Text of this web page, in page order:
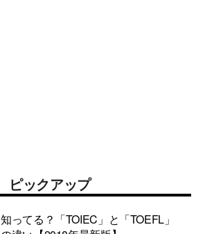
ピックアップ
知ってる？「TOIEC」と「TOEFL」